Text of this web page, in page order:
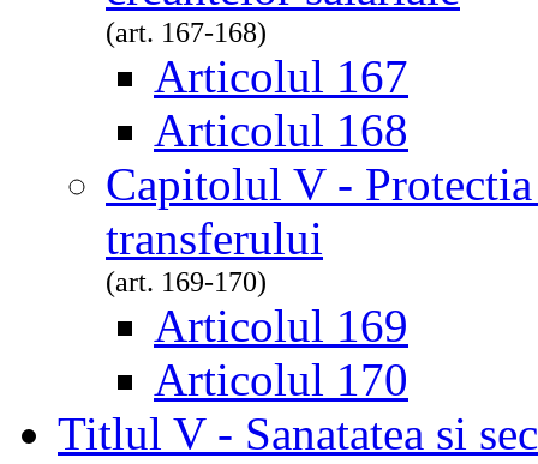
(art. 167-168)
Articolul 167
Articolul 168
Capitolul V -
transferului
(art. 169-170)
Articolul 169
Articolul 170
Titlul V - Sanatatea si